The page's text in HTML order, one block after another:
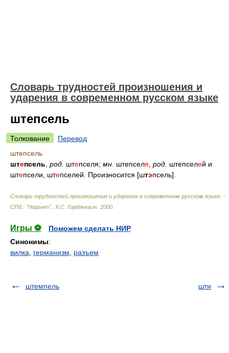
Словарь трудностей произношения и
ударения в современном русском языке
штепсель
Толкование
Перевод
штепсель
штепсель род. штепселя; мн. штепселя род. штепселей и
штепсели, штепселей. Произносится [штэпсель].
Словарь трудностей произношения и ударения в современном русском языке. -
СПб.: "Норинт".
К.С. Горбачевич 2000
Игры ⚽
Поможем сделать НИР
Синонимы:
вилка
германизм разъем
штемпель шти